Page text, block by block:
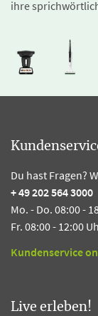
ihre
Du hast Fragen?
+ 49 202 564 3000
Mo. - Do. 08:00 -
Fr. 08:00 - 12:00
Kundenservice
Live erleben!